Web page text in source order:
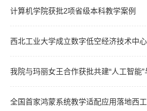
士
计算机学院获批2项省级本科教学案例
西北工业大学成立数字低空经济技术中心
我院与玛丽女王合作获批共建“人工智能”
交互设计”中外合作办学专业
全国首家鸿蒙系统教学适配应用落地西